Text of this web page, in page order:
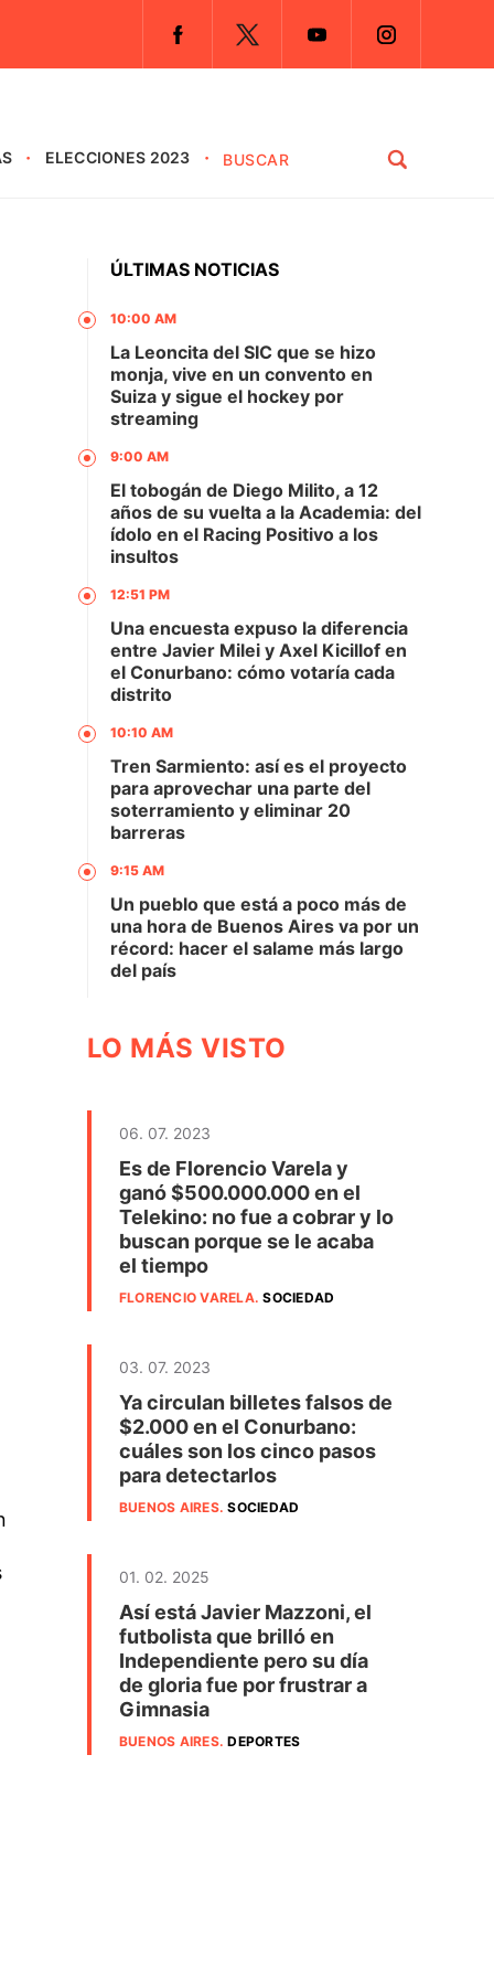
ELECCIONES 2023
ÚLTIMAS NOTICIAS
10:00 AM
La Leoncita del SIC que se hizo
monja, vive en un convento en
Suiza y sigue el hockey por
streaming
9:00 AM
El tobogán de Diego Milito, a 12
años de su vuelta a la Academia: del
ídolo en el Racing Positivo a los
insultos
12:51 PM
Una encuesta expuso la diferencia
entre Javier Milei y Axel Kicillof en
el Conurbano: cómo votaría cada
distrito
10:10 AM
Tren Sarmiento: así es el proyecto
para aprovechar una parte del
soterramiento y eliminar 20
barreras
9:15 AM
Un pueblo que está a poco más de
una hora de Buenos Aires va por un
récord: hacer el salame más largo
del país
LO MÁS VISTO
06. 07. 2023
Es de Florencio Varela y
ganó $500.000.000 en el
Telekino: no fue a cobrar y lo
buscan porque se le acaba
el tiempo
FLORENCIO VARELA.SOCIEDAD
03. 07. 2023
Ya circulan billetes falsos de
$2.000 en el Conurbano:
cuáles son los cinco pasos
para detectarlos
BUENOS AIRES.SOCIEDAD
01. 02. 2025
Así está Javier Mazzoni, el
futbolista que brilló en
Independiente pero su día
de gloria fue por frustrar a
Gimnasia
BUENOS AIRES.DEPORTES